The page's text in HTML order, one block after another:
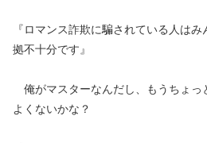
『ロマンス詐欺に騙されている人は
拠不十分です』
俺がマスターなんだし、もうちょっ
よくないかな？